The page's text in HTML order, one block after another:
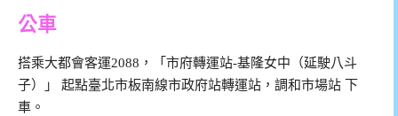
公車
搭乘大都會客運2088，「市府轉運站-基隆女中（延駛八斗
子）」 起點臺北市板南線市政府站轉運站，調和市場站 下
車。